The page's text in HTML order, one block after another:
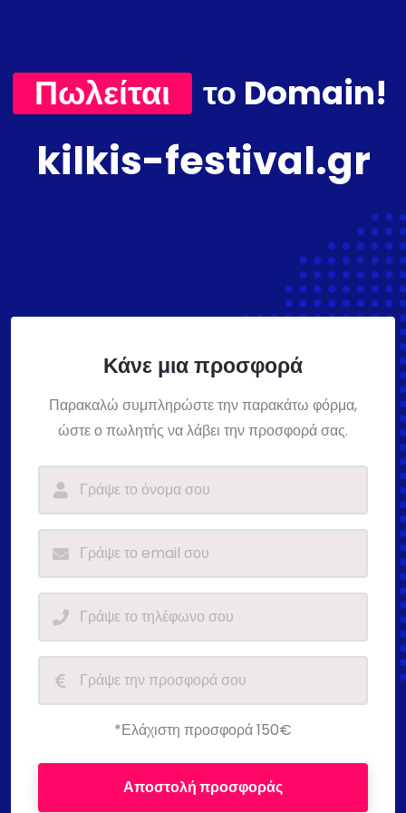
Πωλείται το Domain!
kilkis-festival.gr
Κάνε μια προσφορά
Παρακαλώ συμπληρώστε την παρακάτω φόρμα,
ώστε ο πωλητής να λάβει την προσφορά σας.
*Ελάχιστη προσφορά 150€
Αποστολή προσφοράς